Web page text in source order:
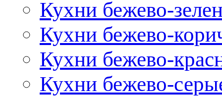
Кухни бежево-
Кухни бежево-
Кухни бежево-
Кухни бежево-